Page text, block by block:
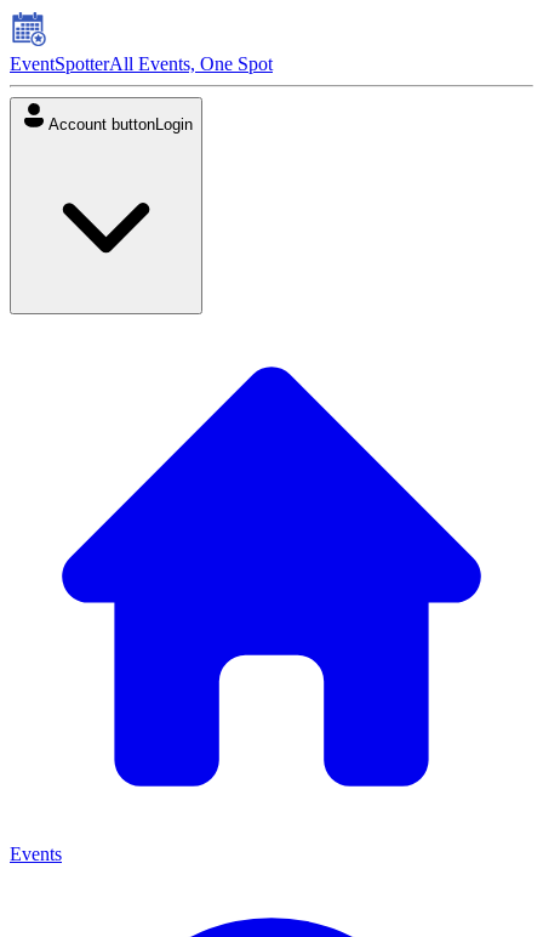
EventSpotterAll Events, One Spot
Account buttonLogin
Events